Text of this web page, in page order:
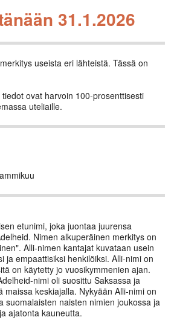
31.1.2026
useista eri lähteistä. Tässä on
ovat harvoin 100-prosenttisesti
uteliaille.
etunimi, joka juontaa juurensa
Nimen alkuperäinen merkitys on
Alli-nimen kantajat kuvataan usein
ja empaattisiksi henkilöiksi. Alli-nimi on
on käytetty jo vuosikymmenien ajan.
nimi oli suosittu Saksassa ja
maissa keskiajalla. Nykyään Alli-nimi on
suomalaisten naisten nimien joukossa ja
ajatonta kauneutta.